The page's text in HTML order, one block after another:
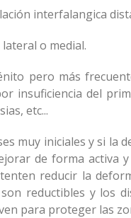
interfalangica
o medial.
pero más
insuficiencia del
etc...
muy iniciales y si la
de forma activa
reducir la
reductibles y los
para proteger las